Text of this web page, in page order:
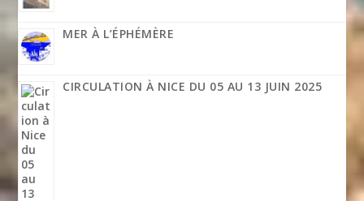
MER À L’ÉPHÉMÈRE
CIRCULATION À NICE DU 05 AU 13 JUIN 2025